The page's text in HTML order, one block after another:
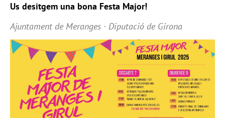
Us desitgem una bona Festa Major!
Ajuntament de Meranges · Diputació de Girona